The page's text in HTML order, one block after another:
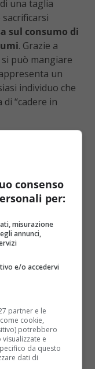
una taglia
sul consumo di
. Grazie a
può mangiare
un
individuo che
“cadere in
non andare
evitare
di patologie
può essere
senza
per dimagrire
the o 1 tazzina
erbette cotta
kamut; a
1 mandorla; a
condita con
di ceci o fagioli
consenso
per:
misurazione
annunci,
e/o accedervi
partner e le
cookie,
potrebbero
e
da questo
dati di